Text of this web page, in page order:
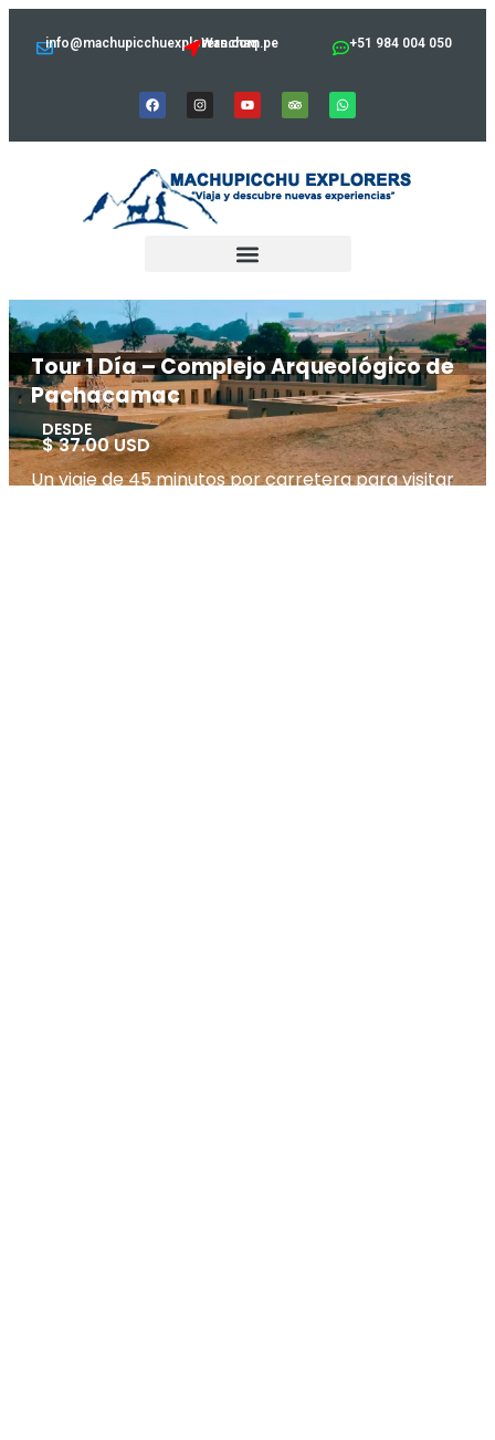
info@machupicchuexplorers.com.pe
Wanchaq +51 984 004 050
Tour 1 Día – Complejo Arqueológico de
Pachacamac
DESDE
$ 37.00 USD
Un viaje de 45 minutos por carretera para visitar